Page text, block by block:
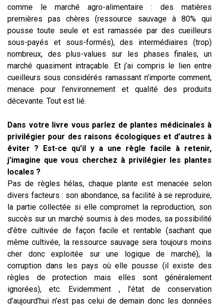
comme le marché agro-alimentaire : des matières
premières pas chères (ressource sauvage à 80% qui
pousse toute seule et est ramassée par des cueilleurs
sous-payés et sous-formés), des intermédiaires (trop)
nombreux, des plus-values sur les phases finales, un
marché quasiment intraçable. Et j’ai compris le lien entre
cueilleurs sous considérés ramassant n’importe comment,
menace pour l’environnement et qualité des produits
décevante. Tout est lié.
Dans votre livre vous parlez de plantes médicinales à
privilégier pour des raisons écologiques et d’autres à
éviter ? Est-ce qu’il y a une règle facile à retenir,
j’imagine que vous cherchez à privilégier les plantes
locales ?
Pas de règles hélas, chaque plante est menacée selon
divers facteurs : son abondance, sa facilité à se reproduire,
la partie collectée si elle compromet la reproduction, son
succès sur un marché soumis à des modes, sa possibilité
d’être cultivée de façon facile et rentable (sachant que
même cultivée, la ressource sauvage sera toujours moins
cher donc exploitée sur une logique de marché), la
corruption dans les pays où elle pousse (il existe des
règles de protection mais elles sont généralement
ignorées), etc. Evidemment , l’état de conservation
d’aujourd’hui n’est pas celui de demain donc les données